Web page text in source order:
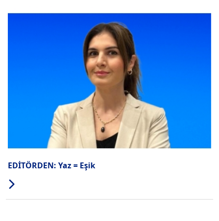
EDİTÖRDEN: Yaz = Eşik